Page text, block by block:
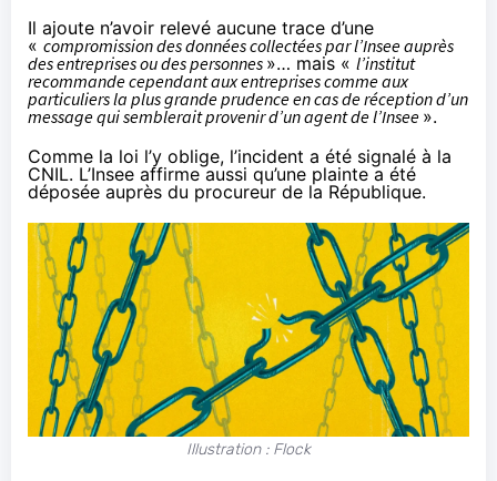
Il ajoute n’avoir relevé aucune trace d’une
« compromission des données collectées par l’Insee auprès
des entreprises ou des personnes »… mais « l’institut
recommande cependant aux entreprises comme aux
particuliers la plus grande prudence en cas de réception d’un
message qui semblerait provenir d’un agent de l’Insee ».
Comme la loi l’y oblige, l’incident a été signalé à la
CNIL. L’Insee affirme aussi qu’une plainte a été
déposée auprès du procureur de la République.
Illustration : Flock